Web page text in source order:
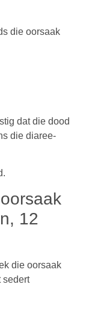
die oorsaak
dat die dood
die diaree-
12
die oorsaak
sedert